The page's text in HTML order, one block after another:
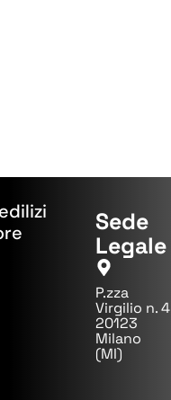
Sede
Legale
P.zza
Virgilio n. 4
20123
Milano
(MI)